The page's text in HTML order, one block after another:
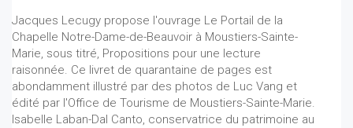
Jacques Lecugy propose l'ouvrage Le Portail de la
Chapelle Notre-Dame-de-Beauvoir à Moustiers-Sainte-
Marie, sous titré, Propositions pour une lecture
raisonnée. Ce livret de quarantaine de pages est
abondamment illustré par des photos de Luc Vang et
édité par l'Office de Tourisme de Moustiers-Sainte-Marie.
Isabelle Laban-Dal Canto, conservatrice du patrimoine au